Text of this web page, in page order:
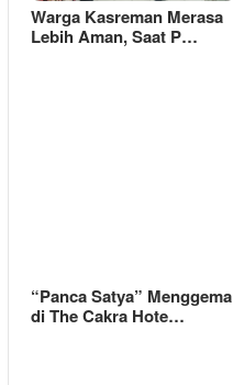
Warga Kasreman Merasa
Lebih Aman, Saat P…
“Panca Satya” Menggema
di The Cakra Hote…